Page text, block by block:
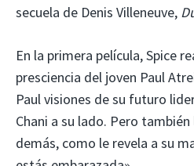
secuela de Denis Villeneuve,
En la primera película, Spice
presciencia del joven Paul
Paul visiones de su futuro
Chani a su lado. Pero
demás, como le revela a su